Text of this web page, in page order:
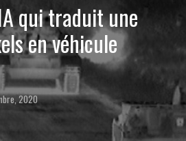
qui traduit une
en véhicule
2020